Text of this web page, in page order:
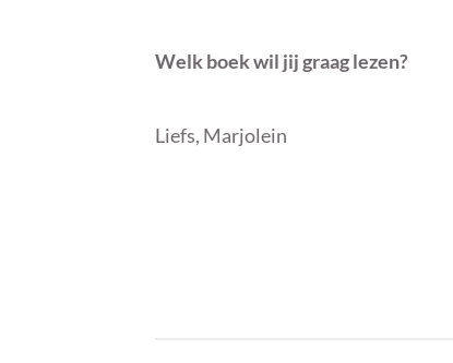
Welk boek wil jij graag lezen?
Liefs, Marjolein